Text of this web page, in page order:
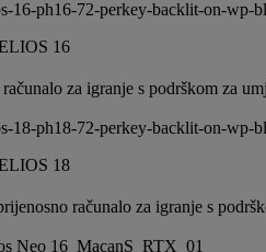
16
za igranje s podrškom za
18
računalo za igranje s